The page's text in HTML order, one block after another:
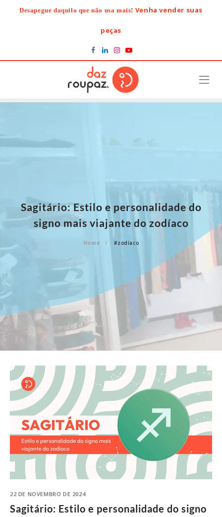
Desapegue daquilo que não usa mais! Venha vender suas
peças
Sagitário: Estilo e personalidade do
signo mais viajante do zodíaco
Home #zodíaco
22 DE NOVEMBRO DE 2024
Sagitário: Estilo e personalidade do signo